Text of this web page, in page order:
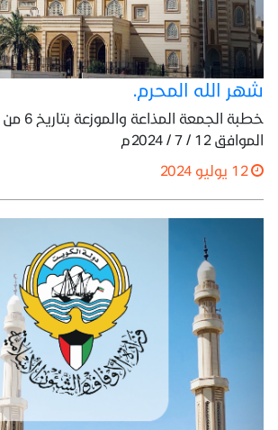
شهر الله المحرم.
الموافق 12 / 7 / 2024م
12 يوليو 2024